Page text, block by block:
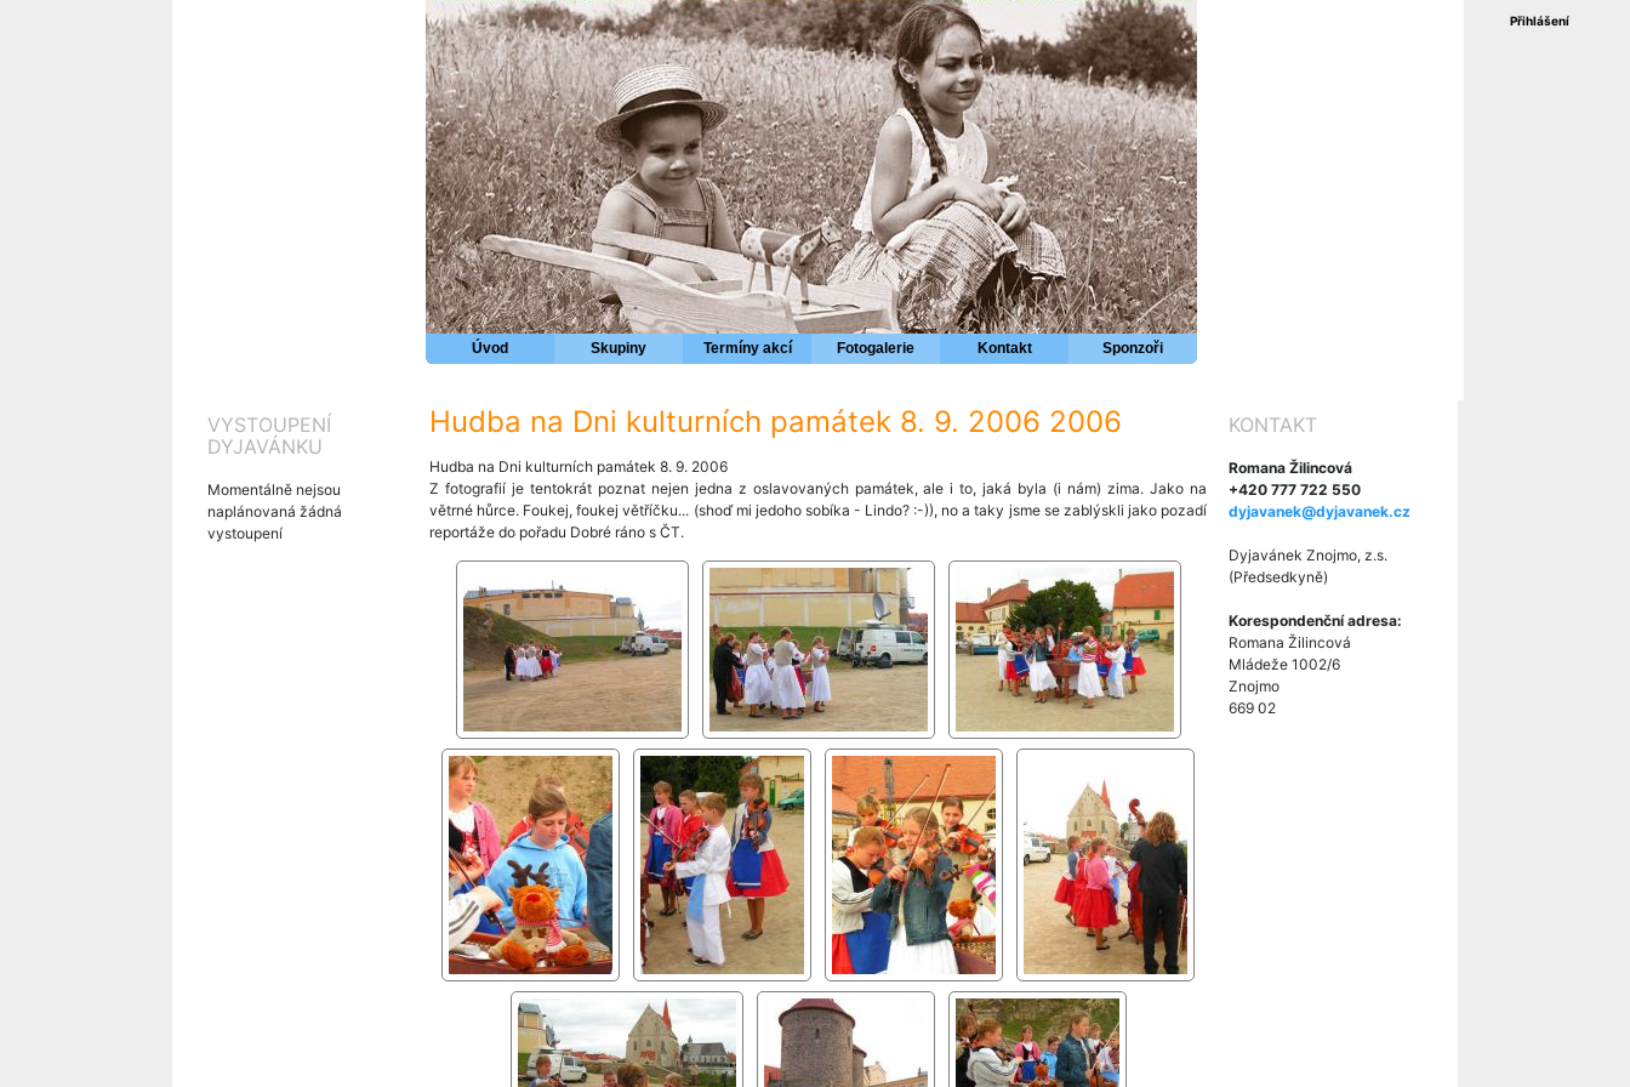
Přihlášení
Úvod Skupiny Termíny akcí Fotogalerie Kontakt Sponzoři
VYSTOUPENÍ
DYJAVÁNKU
Momentálně nejsou
naplánovaná žádná
vystoupení
Hudba na Dni kulturních památek 8. 9. 2006 2006
Hudba na Dni kulturních památek 8. 9. 2006
Z fotografií je tentokrát poznat nejen jedna z oslavovaných památek, ale i to, jaká byla (i nám) zima. Jako na
větrné hůrce. Foukej, foukej větříčku... (shoď mi jedoho sobíka - Lindo? :-)), no a taky jsme se zablýskli jako pozadí
reportáže do pořadu Dobré ráno s ČT.
KONTAKT
Romana Žilincová
+420 777 722 550
dyjavanek@dyjavanek.cz
Dyjavánek Znojmo, z.s.
(Předsedkyně)
Korespondenční adresa:
Romana Žilincová
Mládeže 1002/6
Znojmo
669 02